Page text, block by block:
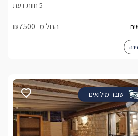
החל מ- ₪7500
שובר מילואים